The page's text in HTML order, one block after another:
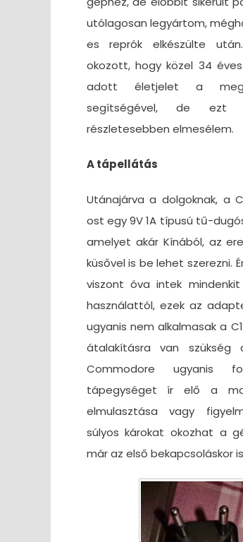
utólagosan legyártom,
es reprók elkészülte
okozott, hogy közel 34
adott életjelet a
segítségével, de ezt
részletesebben elmesélem.
A tápellátás
Utánajárva a dolgoknak, a
ost egy 9V 1A típusú tű-
amelyet akár Kínából, az
küsővel is be lehet szerezni.
viszont óva intek
használattól, ezek az
ugyanis nem alkalmasak a
átalakításra van szükség
Commodore ugyanis
tápegységet ír elő a
elmulasztása vagy
súlyos károkat okozhat a
már az első bekapcsoláskor